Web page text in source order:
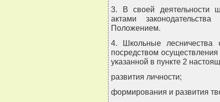
3. В своей деятельности
актами
Положением.
4. Школьные лесничества
посредством
указанной в пункте 2
развития личности;
формирования и развития